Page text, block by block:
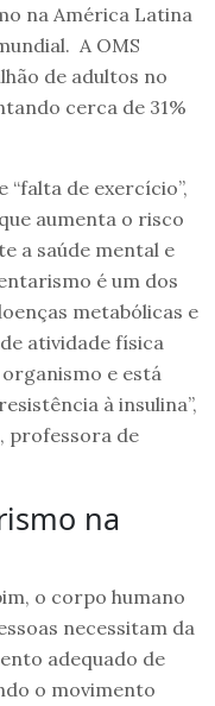
na América Latina
A OMS
de adultos no
cerca de 31%
“falta de exercício”,
aumenta o risco
a saúde mental e
é um dos
metabólicas e
atividade física
e está
à insulina”,
professora de
na
o corpo humano
necessitam da
adequado de
o movimento